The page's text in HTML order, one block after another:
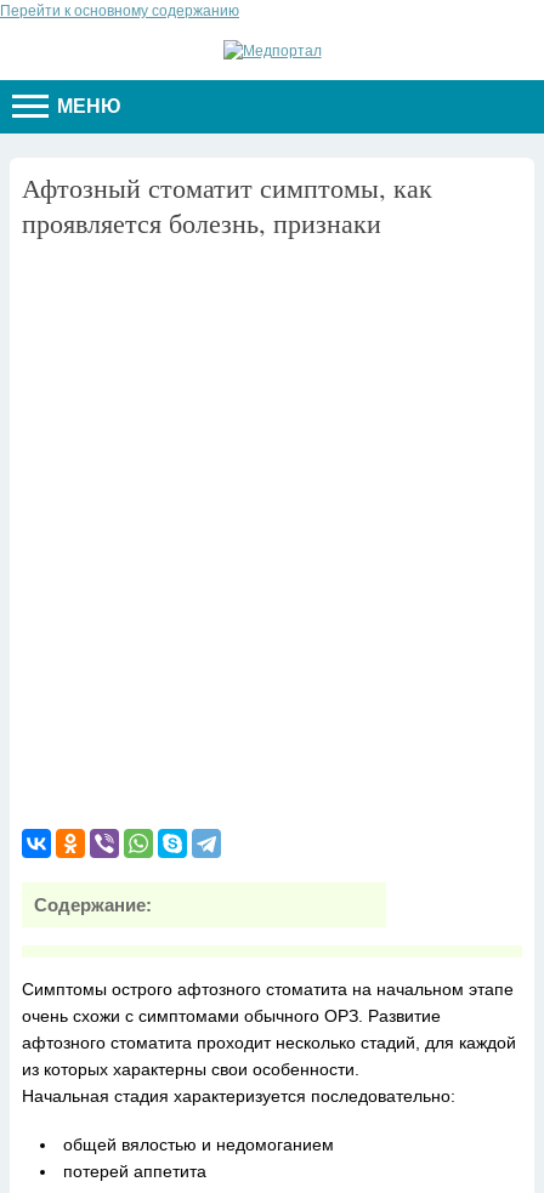
Перейти к основному содержанию
МЕНЮ
Афтозный стоматит симптомы, как
проявляется болезнь, признаки
Содержание:
Симптомы острого афтозного стоматита на начальном этапе
очень схожи с симптомами обычного ОРЗ. Развитие
афтозного стоматита проходит несколько стадий, для каждой
из которых характерны свои особенности.
Начальная стадия характеризуется последовательно:
общей вялостью и недомоганием
потерей аппетита